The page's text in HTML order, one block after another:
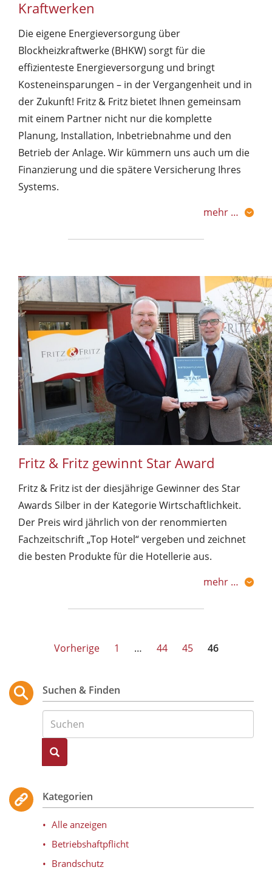
Kraftwerken
Die eigene Energieversorgung über
Blockheizkraftwerke (BHKW) sorgt für die
effizienteste Energieversorgung und bringt
Kosteneinsparungen – in der Vergangenheit und in
der Zukunft! Fritz & Fritz bietet Ihnen gemeinsam
mit einem Partner nicht nur die komplette
Planung, Installation, Inbetriebnahme und den
Betrieb der Anlage. Wir kümmern uns auch um die
Finanzierung und die spätere Versicherung Ihres
Systems.
mehr …
Fritz & Fritz gewinnt Star Award
Fritz & Fritz ist der diesjährige Gewinner des Star
Awards Silber in der Kategorie Wirtschaftlichkeit.
Der Preis wird jährlich von der renommierten
Fachzeitschrift „Top Hotel“ vergeben und zeichnet
die besten Produkte für die Hotellerie aus.
mehr …
Seitennummerierung
Beiträge
Vorherige 1 … 44 45 46
Suchen & Finden
Suche
Kategorien
Alle anzeigen
Betriebshaftpflicht
Brandschutz